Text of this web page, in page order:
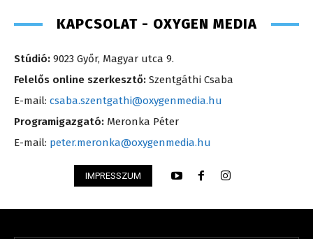
KAPCSOLAT - OXYGEN MEDIA
Stúdió: 9023 Győr, Magyar utca 9.
Felelős online szerkesztő: Szentgáthi Csaba
E-mail: csaba.szentgathi@oxygenmedia.hu
Programigazgató: Meronka Péter
E-mail: peter.meronka@oxygenmedia.hu
IMPRESSZUM